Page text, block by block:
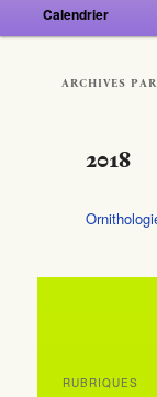
Calendrier
ARCHIVES
2018
RUBRIQUES